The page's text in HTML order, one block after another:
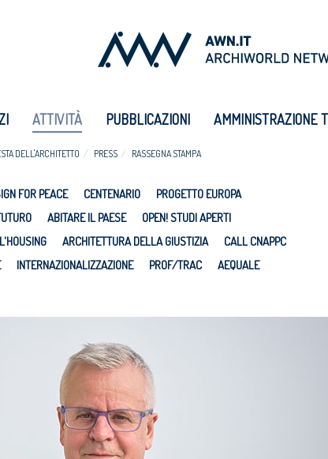
ATTIVITÀ PUBBLICAZIONI AMMINISTRAZIONE
DELL'ARCHITETTO PRESS RASSEGNA STAMPA
FOR PEACE CENTENARIO
PROGETTO EUROPA
ABITARE IL PAESE
OPEN! STUDI APERTI
ARCHITETTURA DELLA GIUSTIZIA
CALL CNAPPC
INTERNAZIONALIZZAZIONE PROF/TRAC
AEQUALE